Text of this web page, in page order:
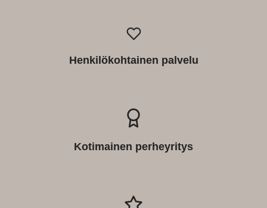
Henkilökohtainen palvelu
Kotimainen perheyritys